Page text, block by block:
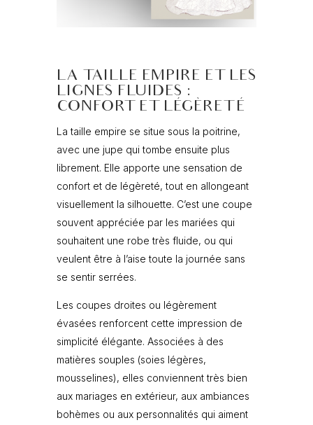
LA TAILLE EMPIRE ET LES
LIGNES FLUIDES :
CONFORT ET LÉGÈRETÉ
La taille empire se situe sous la poitrine,
avec une jupe qui tombe ensuite plus
librement. Elle apporte une sensation de
confort et de légèreté, tout en allongeant
visuellement la silhouette. C’est une coupe
souvent appréciée par les mariées qui
souhaitent une robe très fluide, ou qui
veulent être à l’aise toute la journée sans
se sentir serrées.
Les coupes droites ou légèrement
évasées renforcent cette impression de
simplicité élégante. Associées à des
matières souples (soies légères,
mousselines), elles conviennent très bien
aux mariages en extérieur, aux ambiances
bohèmes ou aux personnalités qui aiment